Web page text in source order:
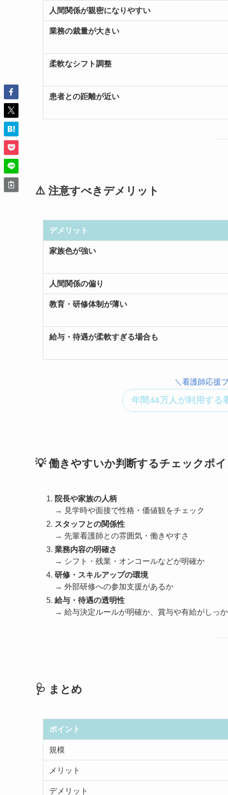
人間関係が親密になりやすい
業務の裁量が大きい
柔軟なシフト調整
患者との距離が近い
⚠️ 注意すべきデメリット
デメリット
家族色が強い
人間関係の偏り
教育・研修体制が薄い
給与・待遇が柔軟すぎる場合も
＼看護師応援
年間44万人が利用する
💡 働きやすいか判断するチェックポイ
院長や家族の人柄
→ 見学時や面接で性格・価値観をチェック
スタッフとの関係性
→ 先輩看護師との雰囲気・働きやすさ
業務内容の明確さ
→ シフト・残業・オンコールなどが明確か
研修・スキルアップの環境
→ 外部研修への参加支援があるか
給与・待遇の透明性
→ 給与決定ルールが明確か、賞与や有給がしっ
🩺 まとめ
ポイント
規模
メリット
デメリット